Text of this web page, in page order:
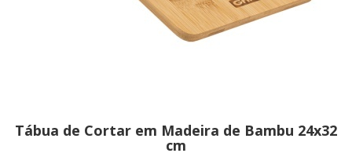
Tábua de Cortar em Madeira de Bambu 24x32
cm